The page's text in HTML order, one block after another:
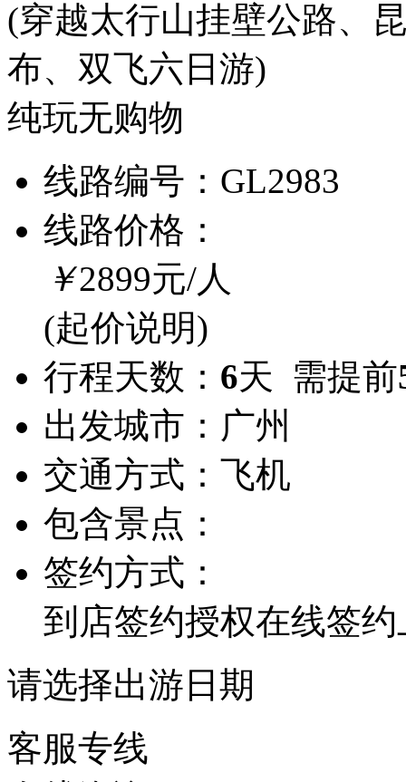
(穿越太行山挂壁公路、
布、双飞六日游)
纯玩无购物
线路编号： GL2983
线路价格：
￥2899元/人
(起价说明)
行程天数： 6天 需提前
出发城市： 广州
交通方式： 飞机
包含景点：
签约方式：
到店签约授权在线签约
请选择出游日期
客服专线